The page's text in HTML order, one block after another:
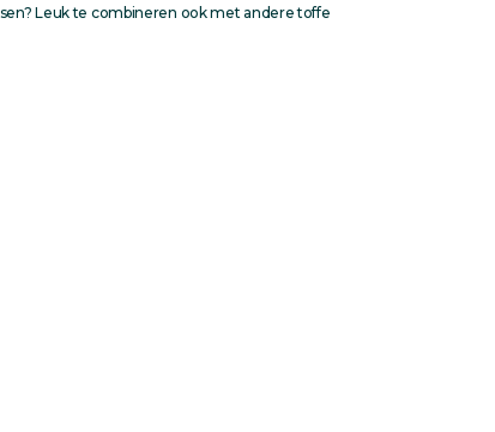
Leuk te combineren ook met andere toffe